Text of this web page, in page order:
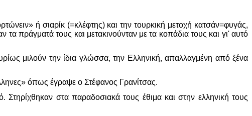
ή σιαρίκ (=κλέφτης) και την τουρκική μετοχή κατσάν=φυγάς,
πράγματά τους και μετακινούνταν με τα κοπάδια τους και γι' αυτό
μιλούν την ίδια γλώσσα, την Ελληνική, απαλλαγμένη από ξένα
όπως έγραψε ο Στέφανος Γρανίτσας.
Στηρίχθηκαν στα παραδοσιακά τους έθιμα και στην ελληνική τους